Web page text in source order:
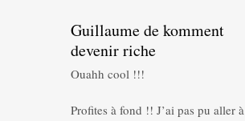
Guillaume de komment
devenir riche
Ouahh cool !!!
Profites à fond !! J’ai pas pu aller à